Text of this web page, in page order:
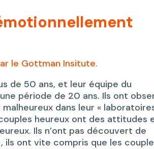
le Gottman Insitute.
de 50 ans, et leur équipe du
période de 20 ans. Ils ont
dans leur «
heureux ont des attitudes
Ils n’ont pas découvert de
ils ont vite compris que les